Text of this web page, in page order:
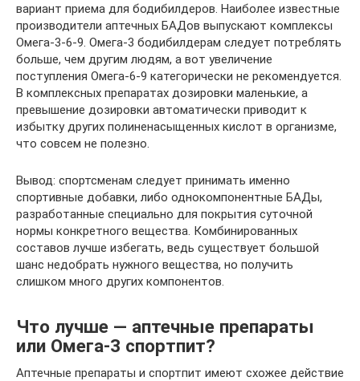
вариант приема для бодибилдеров. Наиболее известные
производители аптечных БАДов выпускают комплексы
Омега-3-6-9. Омега-3 бодибилдерам следует потреблять
больше, чем другим людям, а вот увеличение
поступления Омега-6-9 категорически не рекомендуется.
В комплексных препаратах дозировки маленькие, а
превышение дозировки автоматически приводит к
избытку других полиненасыщенных кислот в организме,
что совсем не полезно.
Вывод: спортсменам следует принимать именно
спортивные добавки, либо однокомпонентные БАДы,
разработанные специально для покрытия суточной
нормы конкретного вещества. Комбинированных
составов лучше избегать, ведь существует большой
шанс недобрать нужного вещества, но получить
слишком много других компонентов.
Что лучше — аптечные препараты
или Омега-3 спортпит?
Аптечные препараты и спортпит имеют схожее действие